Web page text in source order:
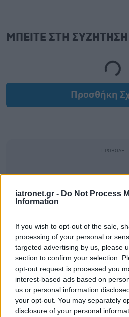
iatronet.gr - Do Not Process
Information
If you wish to opt-out of the sale,
processing of your personal or
targeted advertising by us, please
section to confirm your selection.
opt-out request is processed you
interest-based ads based on
us or personal information
your opt-out. You may separately
disclosure of your personal
ΜΠΕΙΤΕ ΣΤΗ ΣΥΖΗΤΗΣΗ
Loading...
Προσθήκη